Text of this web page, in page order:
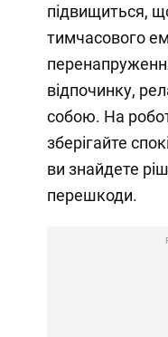
підвищиться,
тимчасового
відпочинку,
собою. На
зберігайте
ви знайдете
перешкоди.